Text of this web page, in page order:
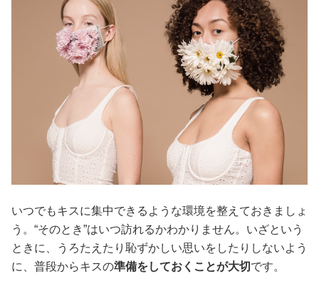
いつでもキスに集中できるような環境を整えておきましょ
う。“そのとき”はいつ訪れるかわかりません。いざという
ときに、うろたえたり恥ずかしい思いをしたりしないよう
に、普段からキスの準備をしておくことが大切 です。